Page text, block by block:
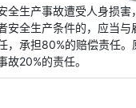
全生产事故遭受人身损
安全生产条件的，应当
，承担80%的赔偿责任
20%的责任。